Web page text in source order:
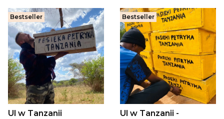
Bestseller
Ul w Tanzanii
Bestseller
Ul w Tanzanii -